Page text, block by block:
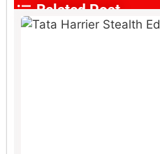
Related Post